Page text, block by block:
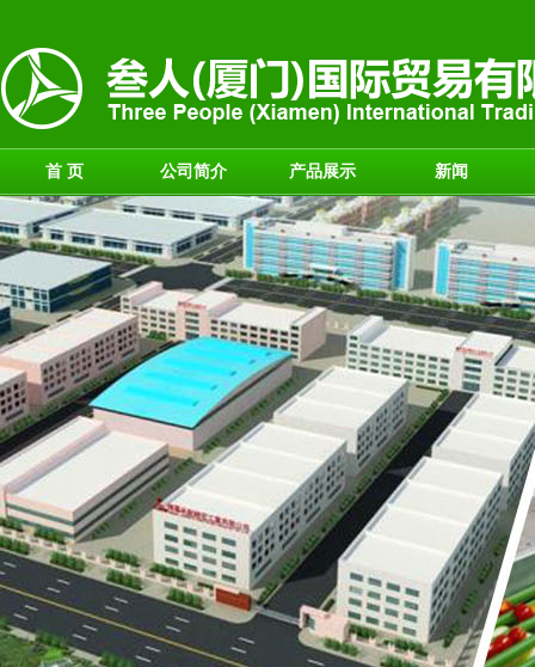
首 页 公司简介 产品展示 新闻